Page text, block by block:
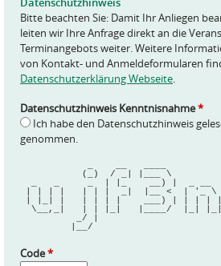
*
Bitte beachten Sie: Damit Ihr Anliegen
leiten wir Ihre Anfrage direkt an die
Terminangebots weiter. Weitere
von Kontakt- und Anmeldeformularen
Datenschutzerklärung Webseite.
Datenschutzhinweis Kenntnisnahme*
Ich habe den Datenschutzhinweis
genommen.
           (_)  / _| |___ \
  _   _     _  | |_    __) |  _ __
| | | |   | | |  _|  |__ <  | '_ \
| |_| |   | | | |    ___) | | | | |
  \__,_|   | | |_|   |____/  |_| |_|
          _/ |
         |__/
Code*